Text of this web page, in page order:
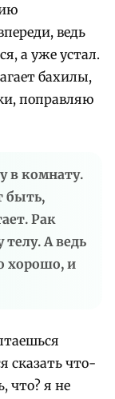
ведь
а уже устал.
бахилы,
поправляю
в комнату.
быть,
Рак
телу. А ведь
хорошо, и
сказать что-
что? я не